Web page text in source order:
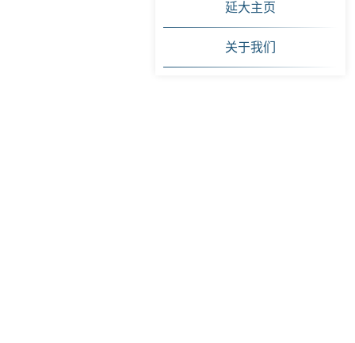
延大主页
关于我们